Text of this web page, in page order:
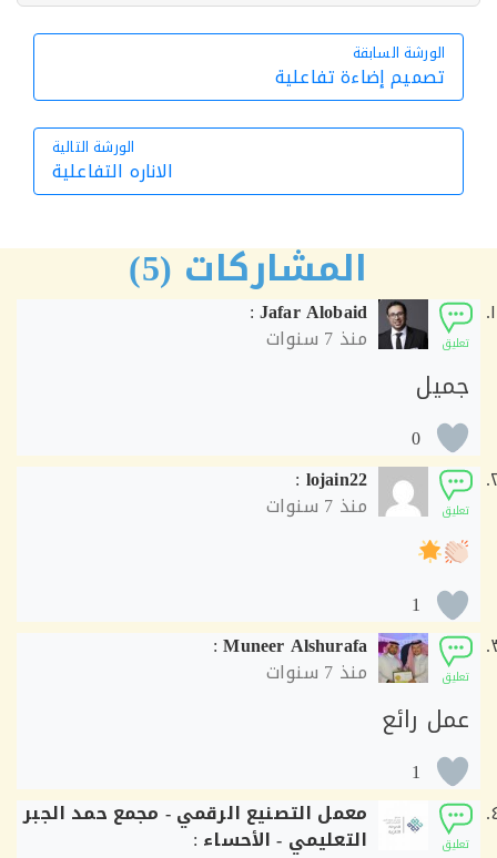
الورشة السابقة
الورشة السابقة
تصميم إضاءة تفاعلية
الورشة التالية
الورشة
الاناره التفاعلية
المشاركات (5)
Jafar Alobaid
:
منذ7 سنوات
0
lojain22
:
منذ
1
Muneer Alshurafa
:
منذ7 سنوات
رائع
1
معمل التصنيع الرقمي - مجمع حمد الجبر
التعليمي - الأحساء: